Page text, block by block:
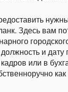
Здесь вам
и дату
или в
как